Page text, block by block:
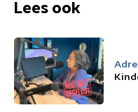
Lees ook